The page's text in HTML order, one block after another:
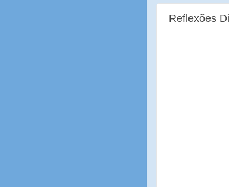
Reflexões